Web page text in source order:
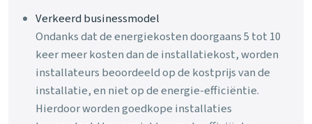
Verkeerd businessmodel
Ondanks dat de energiekosten doorgaans 5 tot 10
keer meer kosten dan de installatiekost, worden
installateurs beoordeeld op de kostprijs van de
installatie, en niet op de energie-efficiëntie.
Hierdoor worden goedkope installaties